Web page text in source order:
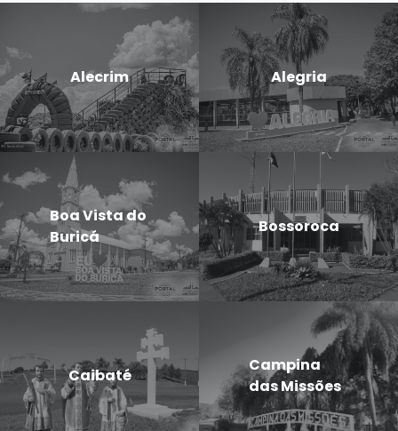
Alecrim Alegria
Boa Vista do
Buricá
Bossoroca
Caibaté
Campina
das Missões